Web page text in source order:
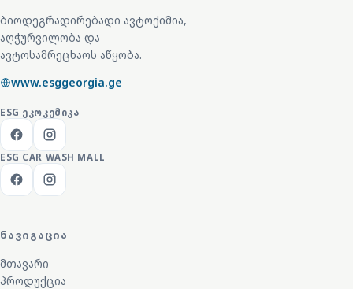
ბიოდეგრადირებადი ავტოქიმია,
აღჭურვილობა და
ავტოსამრეცხაოს აწყობა.
www.esggeorgia.ge
ESG ᲔᲙᲝᲙᲔᲛᲘᲙᲐ
ESG CAR WASH MALL
ᲜᲐᲕᲘᲒᲐᲪᲘᲐ
მთავარი
პროდუქცია